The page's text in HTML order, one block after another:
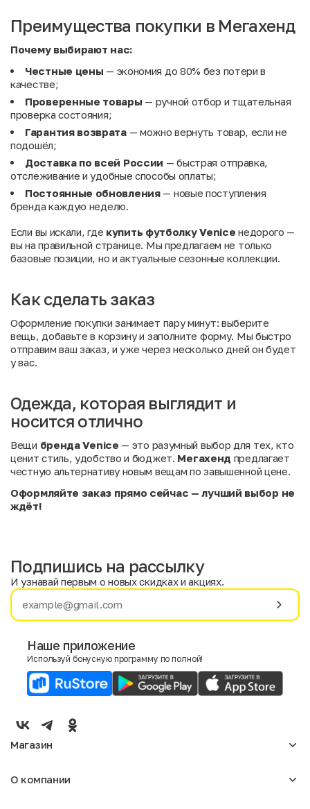
Преимущества покупки в Мегахенд
Почему выбирают нас:
Честные цены — экономия до 80% без потери в
качестве;
Проверенные товары — ручной отбор и тщательная
проверка состояния;
Гарантия возврата— можно вернуть товар, если не
подошёл;
Доставка по всей России — быстрая отправка,
отслеживание и удобные способы оплаты;
Постоянные обновления— новые поступления
бренда каждую неделю.
Если вы искали, где купить футболку Venice недорого —
вы на правильной странице. Мы предлагаем не только
базовые позиции, но и актуальные сезонные коллекции.
Как сделать заказ
Оформление покупки занимает пару минут: выберите
вещь, добавьте в корзину и заполните форму. Мы быстро
отправим ваш заказ, и уже через несколько дней он будет
у вас.
Одежда, которая выглядит и
носится отлично
Вещи бренда Venice — это разумный выбор для тех, кто
ценит стиль, удобство и бюджет. Мегахенд предлагает
честную альтернативу новым вещам по завышенной цене.
Оформляйте заказ прямо сейчас — лучший выбор не
ждёт!
Имя
E-mail
Мужской
Подпишись на рассылку
И узнавай первым о новых скидках и акциях.
Наше приложение
Используй бонусную программу по полной!
Магазин
Мужское
О компании